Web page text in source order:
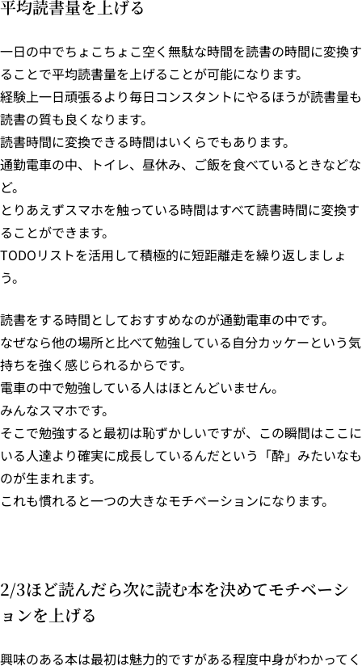
平均読書量を上げる
一日の中でちょこちょこ空く無駄な時間を読書の時間に変換す
ることで平均読書量を上げることが可能になります。
経験上一日頑張るより毎日コンスタントにやるほうが読書量も
読書の質も良くなります。
読書時間に変換できる時間はいくらでもあります。
通勤電車の中、トイレ、昼休み、ご飯を食べているときなどな
ど。
とりあえずスマホを触っている時間はすべて読書時間に変換す
ることができます。
TODOリストを活用して積極的に短距離走を繰り返しましょ
う。
読書をする時間としておすすめなのが通勤電車の中です。
なぜなら他の場所と比べて勉強している自分カッケーという気
持ちを強く感じられるからです。
電車の中で勉強している人はほとんどいません。
みんなスマホです。
そこで勉強すると最初は恥ずかしいですが、この瞬間はここに
いる人達より確実に成長しているんだという「酔」みたいなも
のが生まれます。
これも慣れると一つの大きなモチベーションになります。
2/3ほど読んだら次に読む本を決めてモチベーシ
ョンを上げる
興味のある本は最初は魅力的ですがある程度中身がわかってく